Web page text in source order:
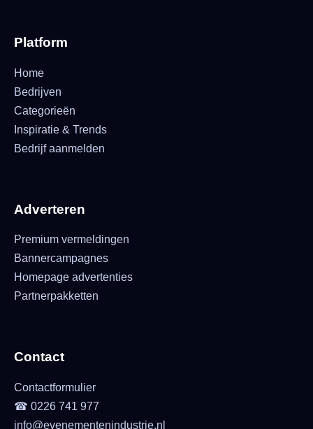
Platform
Home
Bedrijven
Categorieën
Inspiratie & Trends
Bedrijf aanmelden
Adverteren
Premium vermeldingen
Bannercampagnes
Homepage advertenties
Partnerpakketten
Contact
Contactformulier
☎ 0226 741 977
info@evenementenindustrie.nl